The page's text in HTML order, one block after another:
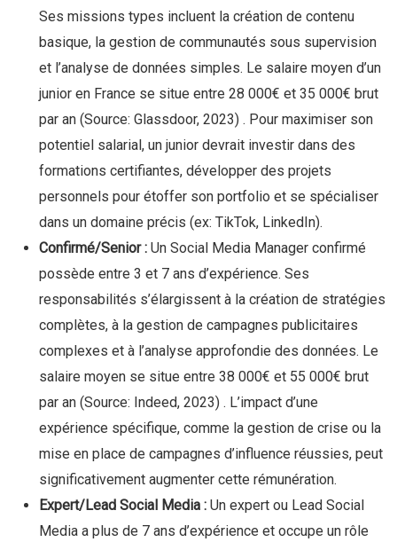
Ses missions types incluent la création de contenu
basique, la gestion de communautés sous supervision
et l’analyse de données simples. Le salaire moyen d’un
junior en France se situe entre 28 000€ et 35 000€ brut
par an (Source: Glassdoor, 2023) . Pour maximiser son
potentiel salarial, un junior devrait investir dans des
formations certifiantes, développer des projets
personnels pour étoffer son portfolio et se spécialiser
dans un domaine précis (ex: TikTok, LinkedIn).
Confirmé/Senior : Un Social Media Manager confirmé
possède entre 3 et 7 ans d’expérience. Ses
responsabilités s’élargissent à la création de stratégies
complètes, à la gestion de campagnes publicitaires
complexes et à l’analyse approfondie des données. Le
salaire moyen se situe entre 38 000€ et 55 000€ brut
par an (Source: Indeed, 2023) . L’impact d’une
expérience spécifique, comme la gestion de crise ou la
mise en place de campagnes d’influence réussies, peut
significativement augmenter cette rémunération.
Expert/Lead Social Media : Un expert ou Lead Social
Media a plus de 7 ans d’expérience et occupe un rôle